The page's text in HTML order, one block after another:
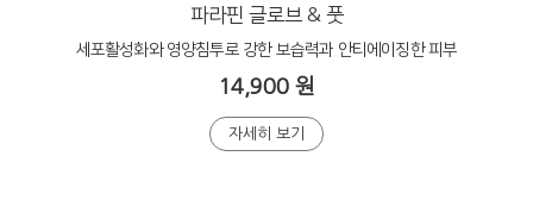
파라핀 글로브 & 풋
세포활성화와 영양침투로 강한 보습력과 안티에이징한 피부
14,900 원
자세히 보기